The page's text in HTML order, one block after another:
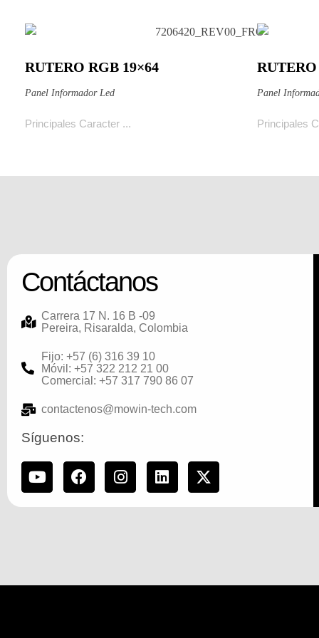
RUTERO RGB 19×64
Panel Informador Led
Principales Caracter ...
Ver producto
Panel
Principales
Ver
Contáctanos
Carrera 17 N. 16 B -09
Pereira, Risaralda, Colombia
Fijo: +57 (6) 316 39 10
Móvil: +57 322 212 21 00
Comercial: +57 317 790 86 07
contactenos@mowin-tech.com
Síguenos: